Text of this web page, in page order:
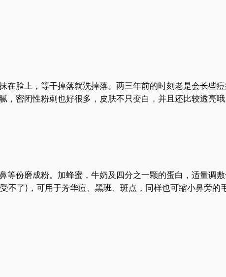
在脸上，等干掉落就洗掉落。两三年前的时刻老是会长些
，密闭性粉刺也好很多，皮肤不只变白，并且还比较透亮
等份磨成粉。加蜂蜜，牛奶及四分之一颗的蛋白，适量调
不了)，可用于芳华痘、黑班、斑点，同样也可缩小鼻旁